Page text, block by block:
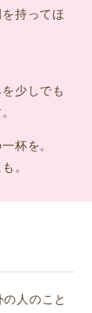
持ってほ
少しでも
杯を。
。
人のこと